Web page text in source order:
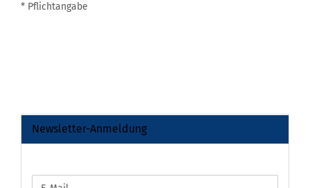
* Pflichtangabe
Newsletter-Anmeldung